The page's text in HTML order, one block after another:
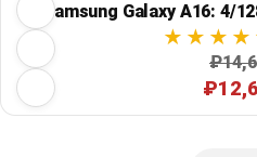
Samsung Galaxy A16: 4/